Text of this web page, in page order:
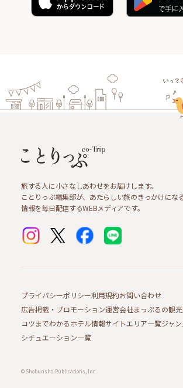
旅する人に小さなしあわせをお届けします。
ことりっぷ編集部が、あたらしい旅のきっかけにな
情報を毎日配信するWEBメディアです。
プライバシーポリシー利用規約お問い合わせ
広告掲載・プロモーション運営会社まっぷるの観
コツまでわかるホテル情報サイトエリア一覧ジャ
シチュエーション一覧
© Shobunsha Publications, Inc.